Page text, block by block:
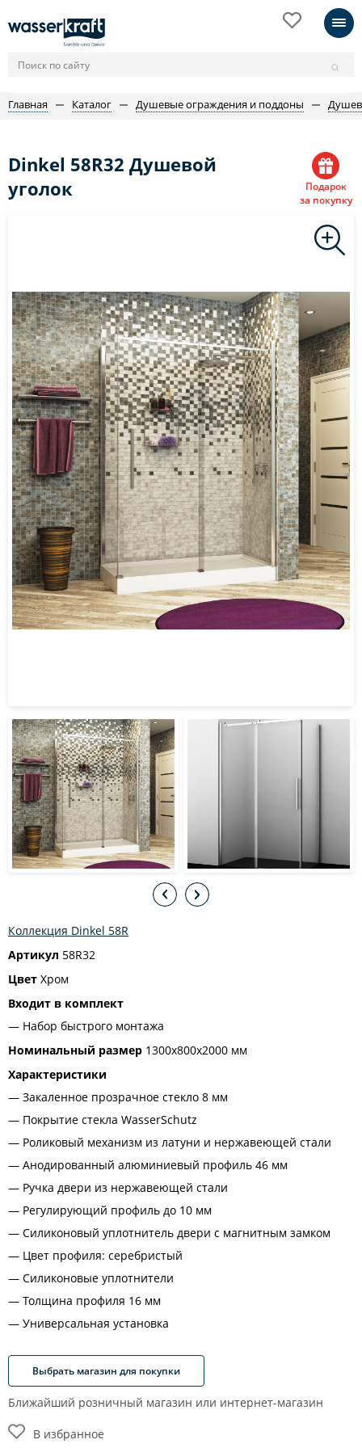
Главная Каталог Душевые ограждения и поддоны
Dinkel 58R32 Душевой
уголок
Подарок
за покупку
Коллекция Dinkel 58R
Артикул 58R32
Цвет Хром
Входит в комплект
Набор быстрого монтажа
Номинальный размер 1300x800x2000 мм
Характеристики
Закаленное прозрачное стекло 8 мм
Покрытие стекла WasserSchutz
Роликовый механизм из латуни и нержавеющей стали
Анодированный алюминиевый профиль 46 мм
Ручка двери из нержавеющей стали
Регулирующий профиль до 10 мм
Силиконовый уплотнитель двери с магнитным замком
Цвет профиля: серебристый
Силиконовые уплотнители
Толщина профиля 16 мм
Универсальная установка
Выбрать магазин для покупки
Ближайший розничный магазин или интернет-магазин
В избранное